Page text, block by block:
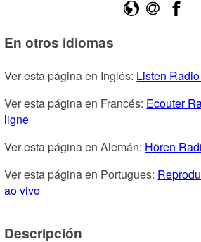
En otros idiomas
Ver esta página en Inglés: Listen
Ver esta página en Francés: Ecouter
ligne
Ver esta página en Alemán: Hören
Ver esta página en Portugues:
ao vivo
Descripción